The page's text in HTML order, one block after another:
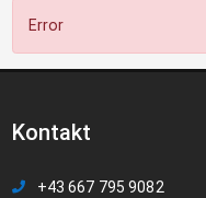
Error
Kontakt
+43 667 795 9082